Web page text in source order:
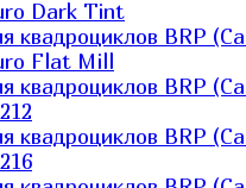
Dark Tint
квадроциклов BRP
Flat Mill
квадроциклов BRP
квадроциклов BRP